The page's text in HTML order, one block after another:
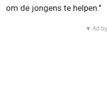
om de jongens te helpen."
▼ Ad